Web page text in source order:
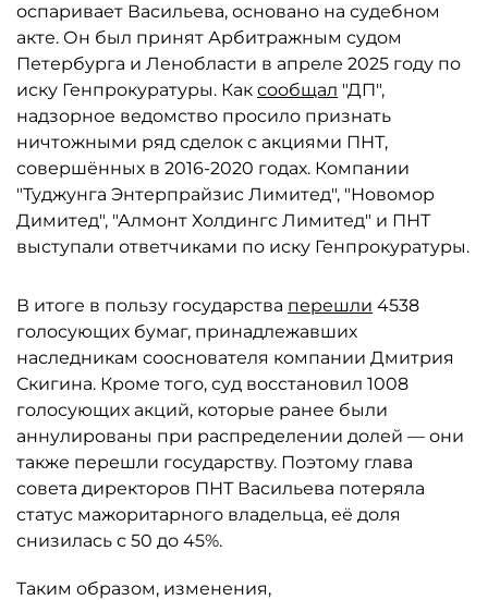
оспаривает Васильева, основано на судебном
акте. Он был принят Арбитражным судом
Петербурга и Ленобласти в апреле 2025 году по
иску Генпрокуратуры. Как сообщал "ДП",
надзорное ведомство просило признать
ничтожными ряд сделок с акциями ПНТ,
совершённых в 2016-2020 годах. Компании
"Туджунга Энтерпрайзис Лимитед", "Новомор
Димитед", "Алмонт Холдингс Лимитед" и ПНТ
выступали ответчиками по иску Генпрокуратуры.
В итоге в пользу государства перешли 4538
голосующих бумаг, принадлежавших
наследникам сооснователя компании Дмитрия
Скигина. Кроме того, суд восстановил 1008
голосующих акций, которые ранее были
аннулированы при распределении долей — они
также перешли государству. Поэтому глава
совета директоров ПНТ Васильева потеряла
статус мажоритарного владельца, её доля
снизилась с 50 до 45%.
Таким образом, изменения,